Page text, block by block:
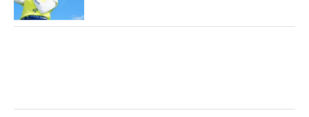
原田：パット…。たまたまで『62』は出ないと思う
なか（キャリー）は読まなくていいから。転がる距